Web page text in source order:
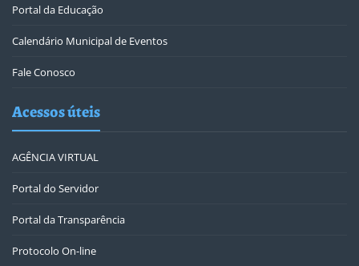
Portal da Educação
Calendário Municipal de Eventos
Fale Conosco
Acessos úteis
AGÊNCIA VIRTUAL
Portal do Servidor
Portal da Transparência
Protocolo On-line